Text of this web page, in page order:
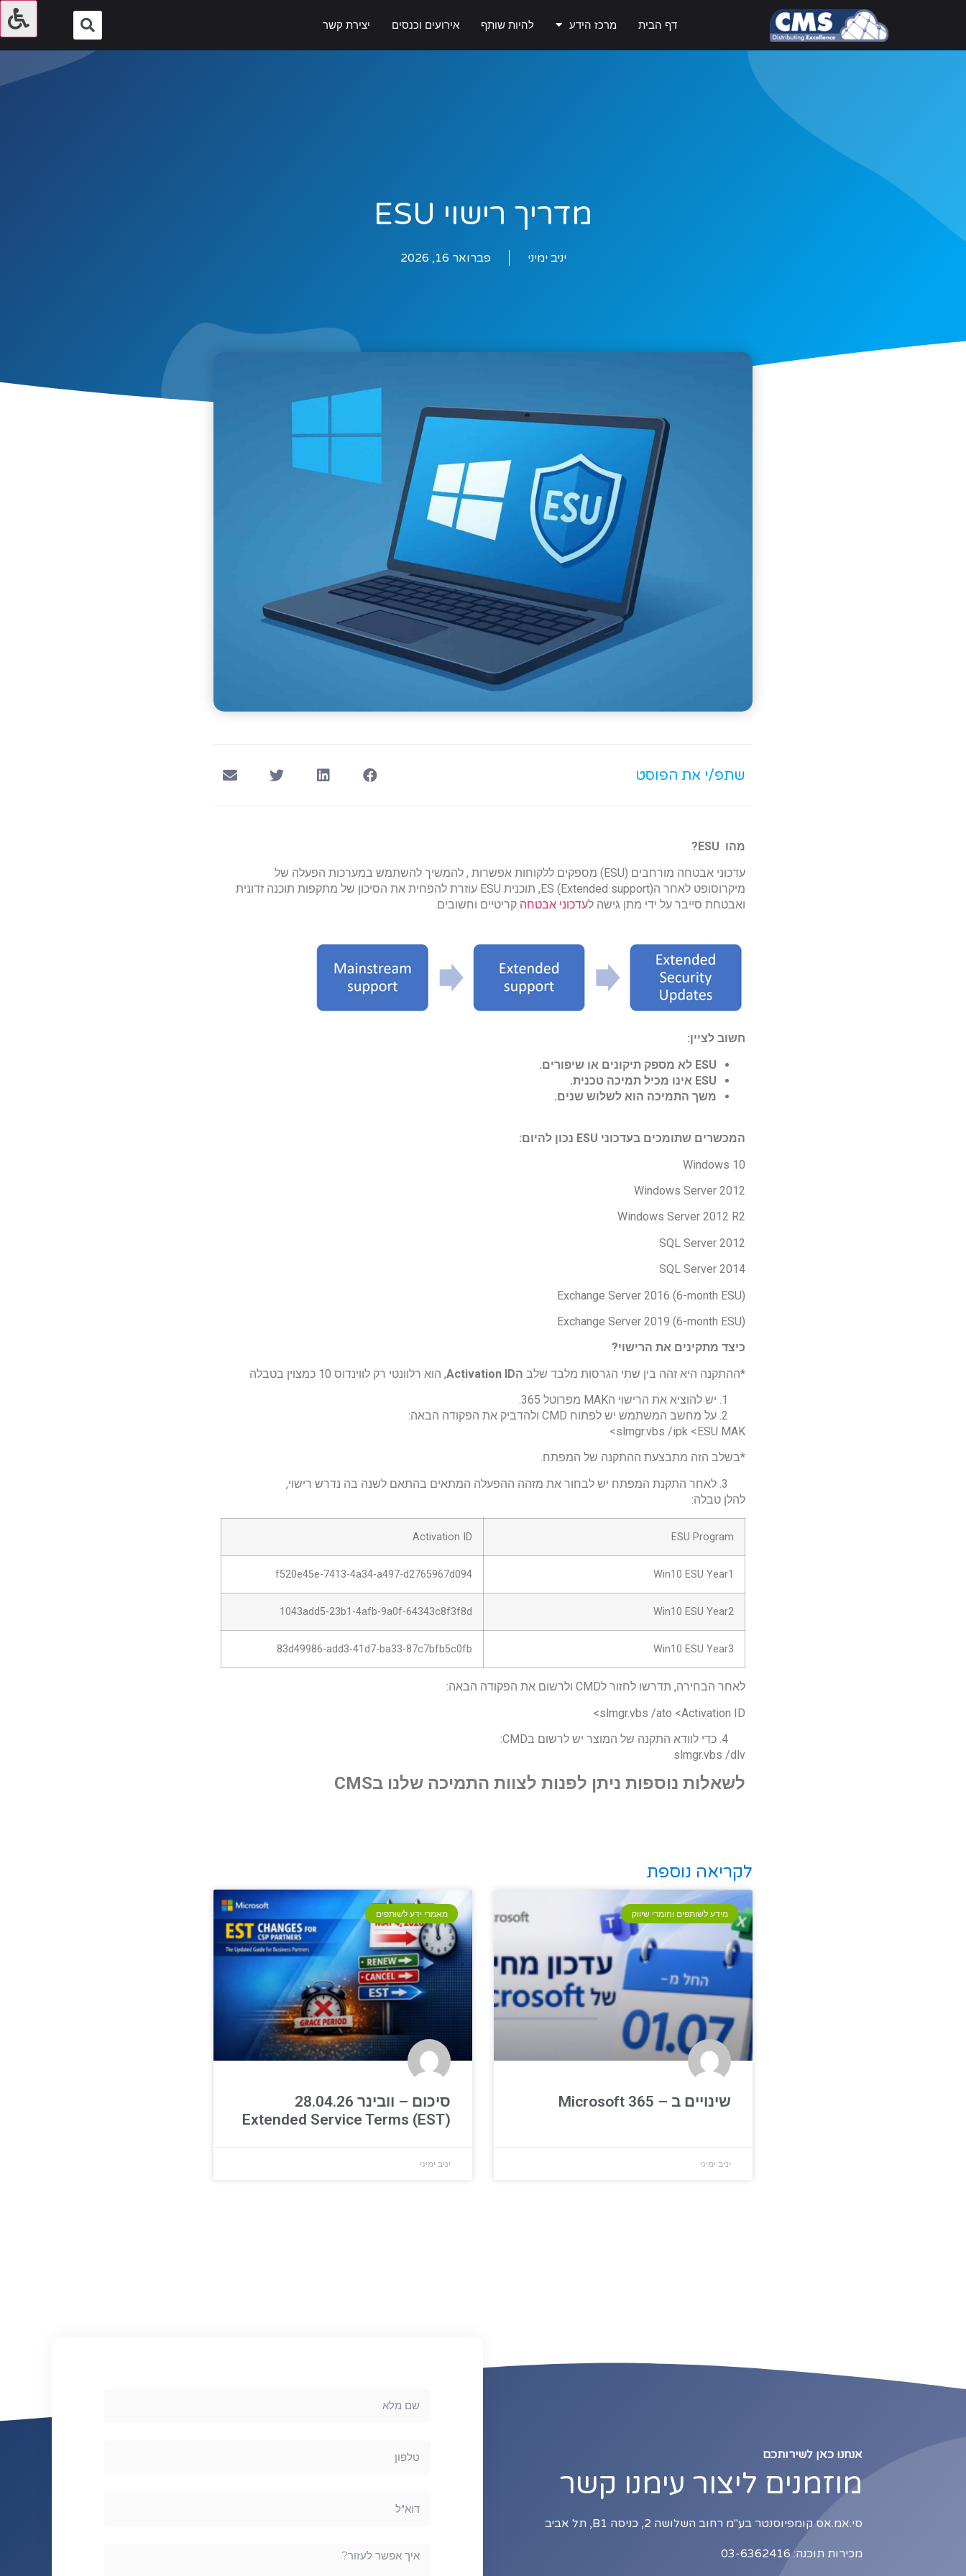
דף הבית מרכז הידע להיות שותף אירועים וכנסים יצירת קשר
מדריך רישוי ESU
יניב ימיני פברואר 16, 2026
שתפ/י את הפוסט
מהו ESU
?
עדכוני אבטחה מורחבים (ESU) מספקים ללקוחות אפשרות , להמשיך להשתמש במערכות הפעלה של
מיקרוסופט לאחר הES (Extended support), תוכנית ESU עוזרת להפחית את הסיכון של מתקפות תוכנה זדונית
ואבטחת סייבר על ידי מתן גישה לעדכוני אבטחה קריטיים וחשובים.
חשוב לציין:
ESU לא מספק תיקונים או שיפורים.
ESU אינו מכיל תמיכה טכנית.
משך התמיכה הוא לשלוש שנים.
המכשרים שתומכים בעדכוני ESU נכון להיום:
Windows 10
Windows Server 2012
Windows Server 2012 R2
SQL Server 2012
SQL Server 2014
Exchange Server 2016 (6-month ESU)
Exchange Server 2019 (6-month ESU)
כיצד מתקינים את הרישוי?
*ההתקנה היא זהה בין שתי הגרסות מלבד שלב הActivation ID, הוא רלוונטי רק לווינדוס 10 כמצוין בטבלה
יש להוציא את הרישוי הMAK מפרוטל 365.
על מחשב המשתמש יש לפתוח CMD ולהדביק את הפקודה הבאה:
slmgr.vbs /ipk <ESU MAK>
*בשלב הזה מתבצעת ההתקנה של המפתח.
לאחר התקנת המפתח יש לבחור את מזהה ההפעלה המתאים בהתאם לשנה בה נדרש רישוי,
להלן טבלה:
ESU Program
Activation ID
Win10 ESU Year1
f520e45e-7413-4a34-a497-d2765967d094
Win10 ESU Year2
1043add5-23b1-4afb-9a0f-64343c8f3f8d
Win10 ESU Year3
83d49986-add3-41d7-ba33-87c7bfb5c0fb
לאחר הבחירה, תדרשו לחזור לCMD ולרשום את הפקודה הבאה:
slmgr.vbs /ato <Activation ID>
כדי לוודא התקנה של המוצר יש לרשום בCMD:
slmgr.vbs /dlv
לשאלות נוספות ניתן לפנות לצוות התמיכה שלנו בCMS
לקריאה נוספת
מידע לשותפים וחומרי שיווק
שינויים ב – Microsoft 365
יניב ימיני
מאמרי ידע לשותפים
סיכום – וובינר 28.04.26
Extended Service Terms (EST)
יניב ימיני
אנחנו כאן לשירותכם
מוזמנים ליצור עימנו קשר
סי.אמ.אס קומפיוסנטר בע"מ רחוב השלושה 2, כניסה B1, תל אביב
מכירות תוכנה: 03-6362416